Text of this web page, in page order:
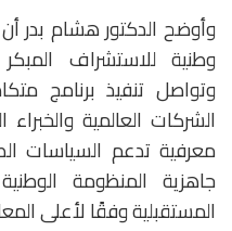
وطنية للاستشراف المبكر
وتواصل تنفيذ برنامج
الشركات العالمية
معرفية تدعم السياسات
جاهزية المنظومة
المستقبلية وفقًا لأعلى